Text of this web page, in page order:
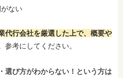
ない
代行会社を厳選した上で、概要や
参考にしてください。
選び方がわからない！という方は